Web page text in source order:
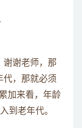
谢谢老师，那
代，那就必须
加来看，年龄
到老年代。